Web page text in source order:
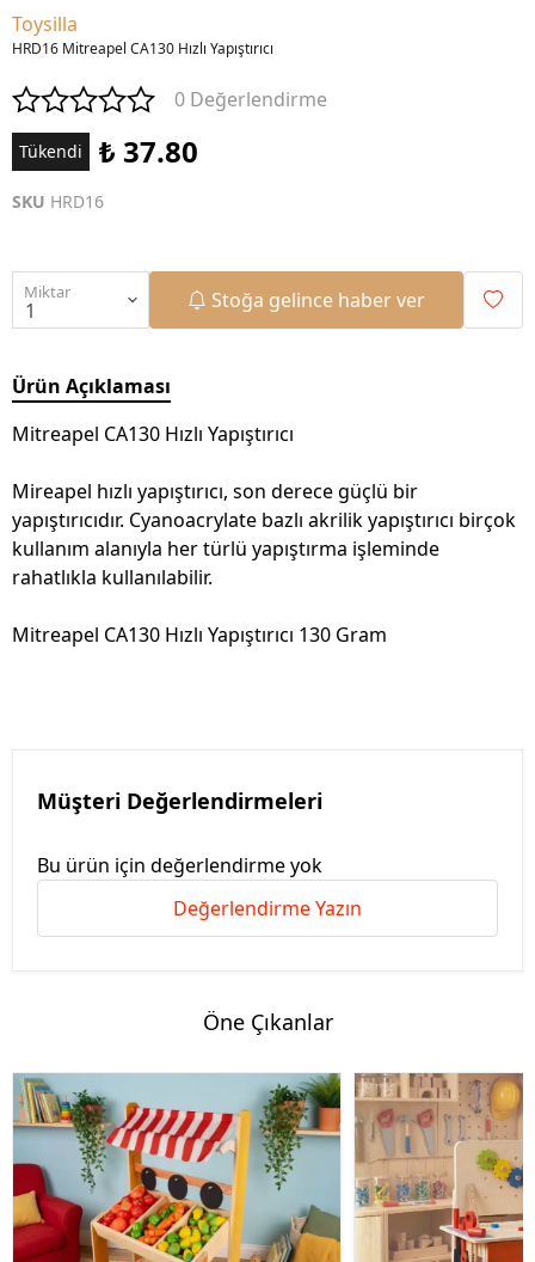
Toysilla
HRD16 Mitreapel CA130 Hızlı Yapıştırıcı
0 Değerlendirme
Tükendi ₺ 37.80
SKU HRD16
Miktar Stoğa gelince haber ver
Ürün Açıklaması
Mitreapel CA130 Hızlı Yapıştırıcı
Mireapel hızlı yapıştırıcı, son derece güçlü bir
yapıştırıcıdır. Cyanoacrylate bazlı akrilik yapıştırıcı birçok
kullanım alanıyla her türlü yapıştırma işleminde
rahatlıkla kullanılabilir.
Mitreapel CA130 Hızlı Yapıştırıcı 130 Gram
Müşteri Değerlendirmeleri
Bu ürün için değerlendirme yok
Değerlendirme Yazın
Öne Çıkanlar